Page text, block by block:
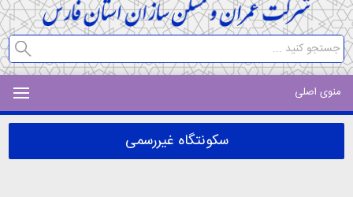
منوی اصلی
سکونتگاه غیررسمی